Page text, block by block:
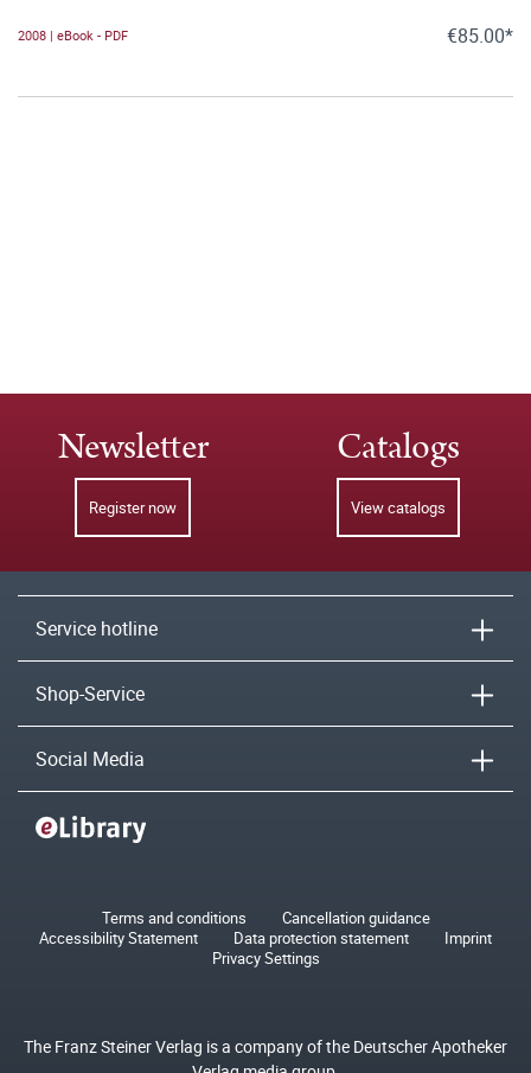
2008 | eBook - PDF €85.00*
Newsletter
Register now
Catalogs
View catalogs
Service hotline
Shop-Service
Social Media
Terms and conditions
Cancellation guidance
Accessibility Statement
Data protection statement
Imprint
Privacy Settings
The Franz Steiner Verlag is a company of the Deutscher Apotheker